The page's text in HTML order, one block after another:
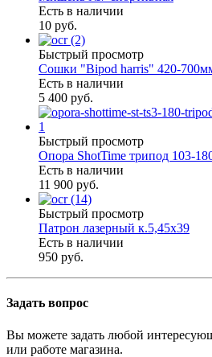
Есть в наличии
10 руб.
Быстрый просмотр
Сошки "Bipod harris" 420-
Есть в наличии
5 400 руб.
Быстрый просмотр
Опора ShotTime трипод 103-
Есть в наличии
11 900 руб.
Быстрый просмотр
Патрон лазерный к.5,45х39
Есть в наличии
950 руб.
Задать вопрос
Вы можете задать любой
или работе магазина.